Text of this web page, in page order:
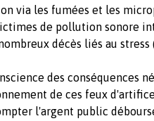
via les fumées et les
de pollution sonore
décès liés au stress
des conséquences
de ces feux
l'argent public